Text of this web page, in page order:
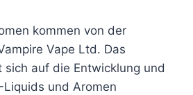
kommen von der
Vape Ltd. Das
sich auf die Entwicklung und
und Aromen